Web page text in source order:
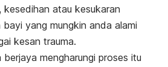
kesedihan atau kesukaran
yang mungkin anda alami
kesan trauma.
mengharungi proses itu